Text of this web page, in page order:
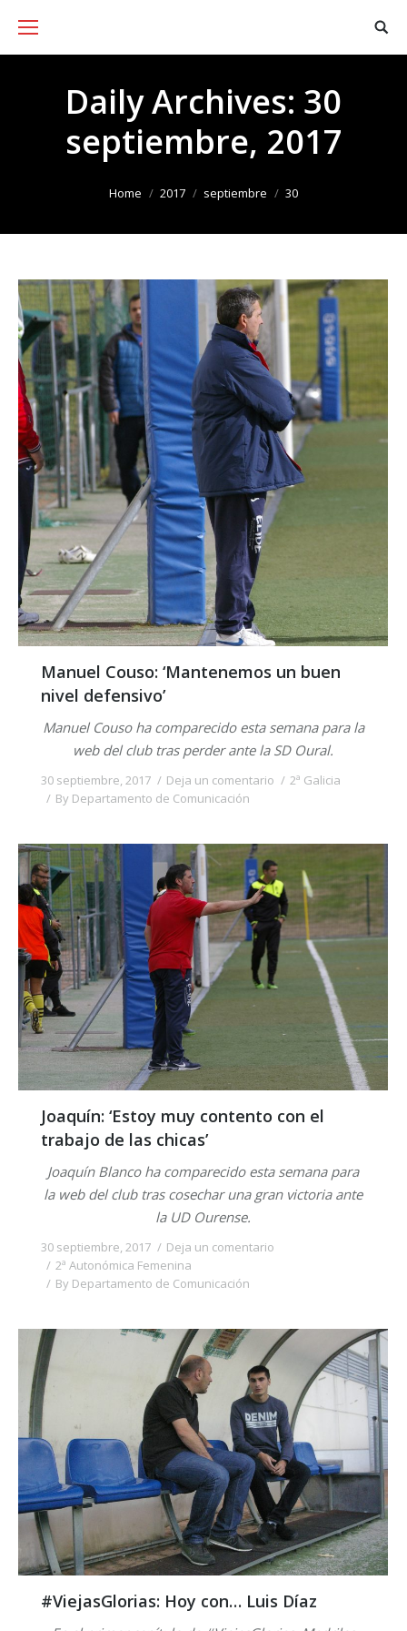
Daily Archives: 30
septiembre, 2017
Home 2017 septiembre 30
Manuel Couso: ‘Mantenemos un buen
nivel defensivo’
Manuel Couso ha comparecido esta semana para la
web del club tras perder ante la SD Oural.
30 septiembre, 2017 Deja un comentario
2ª Galicia
By Departamento de Comunicación
Joaquín: ‘Estoy muy contento con el
trabajo de las chicas’
Joaquín Blanco ha comparecido esta semana para
la web del club tras cosechar una gran victoria ante
la UD Ourense.
30 septiembre, 2017
Deja un comentario
2ª Autonómica Femenina
By Departamento de Comunicación
#ViejasGlorias: Hoy con… Luis Díaz